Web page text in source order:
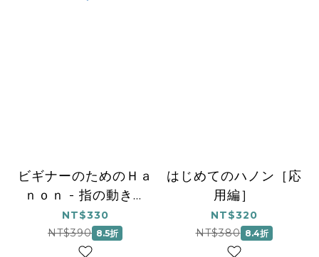
ビギナーのためのＨａ
ｎｏｎ - 指の動きを
良くするピアノ・ワー
ク
NT$330
NT$390 8.5折
はじめてのハノン［応
用編］
NT$320
NT$380 8.4折